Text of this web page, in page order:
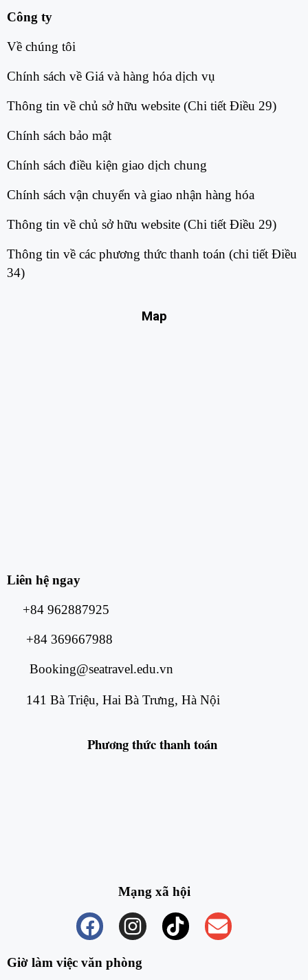
Công ty
Về chúng tôi​
Chính sách về Giá và hàng hóa dịch vụ​
Thông tin về chủ sở hữu website (Chi tiết Điều 29)​
Chính sách bảo mật​
Chính sách điều kiện giao dịch chung​
Chính sách vận chuyển và giao nhận hàng hóa​
Thông tin về chủ sở hữu website (Chi tiết Điều 29)​
Thông tin về các phương thức thanh toán (chi tiết Điều
34)​
Map
Liên hệ ngay
+84 962887925
+84 369667988
Booking@seatravel.edu.vn
141 Bà Triệu, Hai Bà Trưng, Hà Nội
Phương thứcthanh toán
Mạng xã hội
Giờ làm việc văn phòng